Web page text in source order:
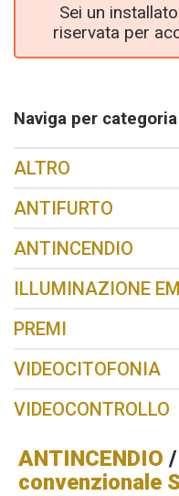
Sei un
riservata per
Naviga per categoria
ALTRO
ANTIFURTO
ANTINCENDIO
ILLUMINAZIONE
PREMI
VIDEOCITOFONIA
VIDEOCONTROLLO
ANTINCENDIO /
convenzionale